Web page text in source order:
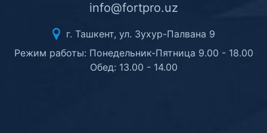
info@fortpro.uz
г. Ташкент, ул. Зухур-Палвана 9
Режим работы: Понедельник-Пятница 9.00 - 18.00
Обед: 13.00 - 14.00